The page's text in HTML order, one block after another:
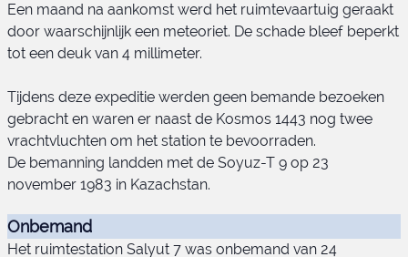
Soyuz-T 9 embleem
Een maand na aankomst werd het ruimtevaartuig geraakt
door waarschijnlijk een meteoriet. De schade bleef beperkt
tot een deuk van 4 millimeter.
Tijdens deze expeditie werden geen bemande bezoeken
gebracht en waren er naast de Kosmos 1443 nog twee
vrachtvluchten om het station te bevoorraden.
De bemanning landden met de Soyuz-T 9 op 23
november 1983 in Kazachstan.
Onbemand
Het ruimtestation Salyut 7 was onbemand van 24